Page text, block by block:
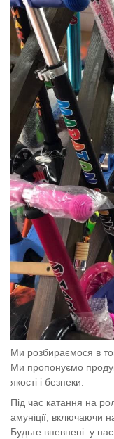
Ми розбираємося в
Ми пропонуємо
якості і безпеки.
Під час катання на
амуніції, включаючи
Будьте впевнені: у